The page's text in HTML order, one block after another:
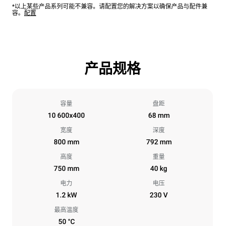
*以上某些产品系列可能不兼容。请配置您的解决方案以确保产品与配件兼
容。 配置
产品规格
容量
10 600x400
盘距
68 mm
宽度
800 mm
深度
792 mm
高度
750 mm
重量
40 kg
电力
1.2 kW
电压
230 V
最高温度
50 °C